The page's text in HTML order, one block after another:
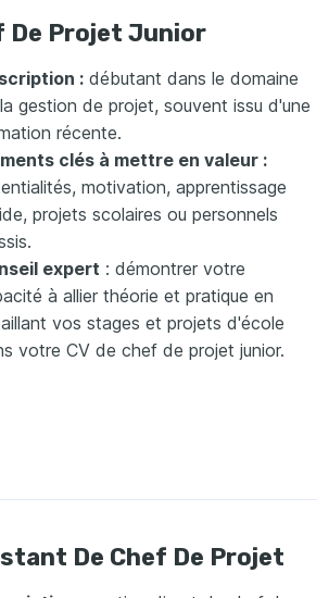
De Projet Junior
: débutant dans le domaine
gestion de projet, souvent issu d'une
récente.
clés à mettre en valeur :
motivation, apprentissage
projets scolaires ou personnels
expert : démontrer votre
à allier théorie et pratique en
vos stages et projets d'école
votre CV de chef de projet junior.
De Chef De Projet